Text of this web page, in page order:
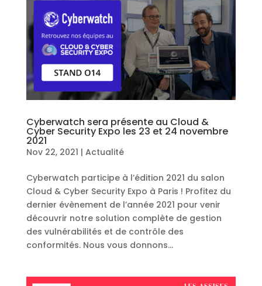
Cyberwatch sera présente au Cloud &
Cyber Security Expo les 23 et 24 novembre
2021
Nov 22, 2021 | Actualité
Cyberwatch participe à l’édition 2021 du salon
Cloud & Cyber Security Expo à Paris ! Profitez du
dernier évènement de l’année 2021 pour venir
découvrir notre solution complète de gestion
des vulnérabilités et de contrôle des
conformités. Nous vous donnons...